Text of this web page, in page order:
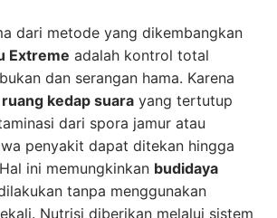
dari metode yang dikembangkan
Extreme adalah kontrol total
dan serangan hama. Karena
ruang kedap suara yang tertutup
dari spora jamur atau
penyakit dapat ditekan hingga
ini memungkinkan budidaya
tanpa menggunakan
Nutrisi diberikan melalui sistem